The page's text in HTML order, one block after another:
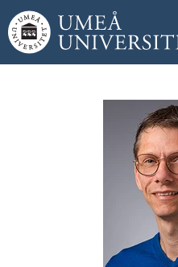
Hoppa direkt till innehållet